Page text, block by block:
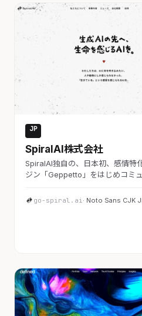
JP
SpiralAI株式会社
SpiralAI独自の、日本初、感情特
ジン「Geppetto」をはじめコミ
go-spiral.ai · Noto Sans CJK